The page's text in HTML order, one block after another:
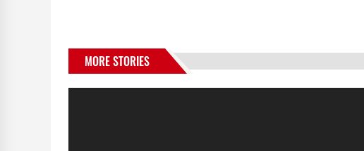
MORE STORIES